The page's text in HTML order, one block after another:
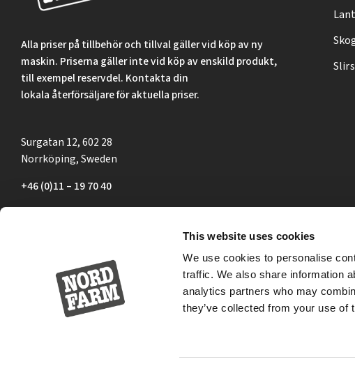
This website uses cookies
We use cookies to personalise
traffic. We also share information
analytics partners who may
they’ve collected from your use of
Alla priser på tillbehör och tillval gäller vid köp av ny
maskin. Priserna gäller inte vid köp av enskild produkt,
till exempel reservdel. Kontakta din
lokala återförsäljare för aktuella priser.
Surgatan 12, 602 28
Norrköping, Sweden
+46 (0)11 – 19 70 40